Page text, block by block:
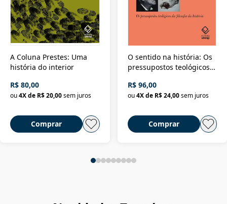
A Coluna Prestes: Uma
história do interior
R$ 80,00
ou4X de R$ 20,00sem juros
Comprar
O sentido na história: Os
pressupostos teológicos
R$ 96,00
ou 4X de R$ 24,00 sem juros
Comprar